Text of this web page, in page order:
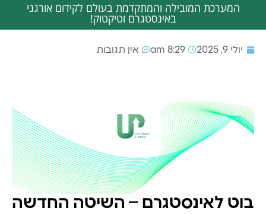
המערכת המובילה והמתקדמת בעולם לקידום אורגני
באינסטגרם וטיקטוק!
יולי 9, 2025 8:29 am אין תגובות
בוט לאינסטגרם – השיטה החדשה